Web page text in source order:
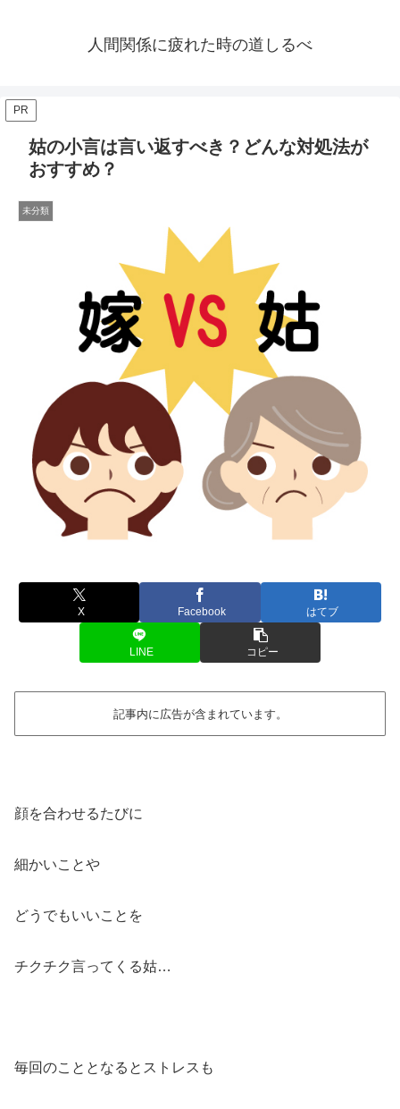
人間関係に疲れた時の道しるべ
PR
姑の小言は言い返すべき？どんな対処法が
おすすめ？
未分類
X Facebook はてブ
LINE コピー
記事内に広告が含まれています。
顔を合わせるたびに
細かいことや
どうでもいいことを
チクチク言ってくる姑…
毎回のこととなるとストレスも